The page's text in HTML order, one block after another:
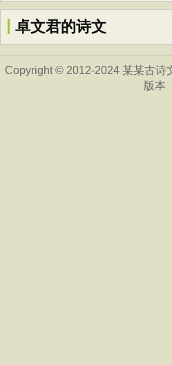
卓文君的诗文
Copyright © 2012-2024 某某古诗
版本